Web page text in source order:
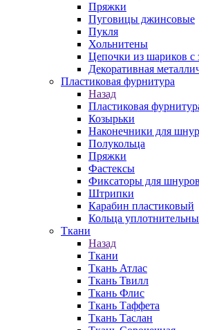
Пряжки
Пуговицы джинсовые
Пукля
Хольнитены
Цепочки из шариков с
Декоративная
Пластиковая фурнитура
Назад
Пластиковая
Козырьки
Наконечники для
Полукольца
Пряжки
Фастексы
Фиксаторы для шнуров
Штрипки
Карабин пластиковый
Кольца
Ткани
Назад
Ткани
Ткань Атлас
Ткань Твилл
Ткань Флис
Ткань Таффета
Ткань Таслан